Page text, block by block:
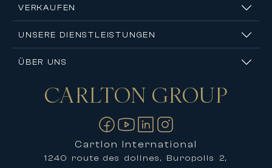
VERKAUFEN
UNSERE DIENSTLEISTUNGEN
ÜBER UNS
KontaktCARLTON GROUP
Cartlon International
1240 route des dolines, Buropolis 2,